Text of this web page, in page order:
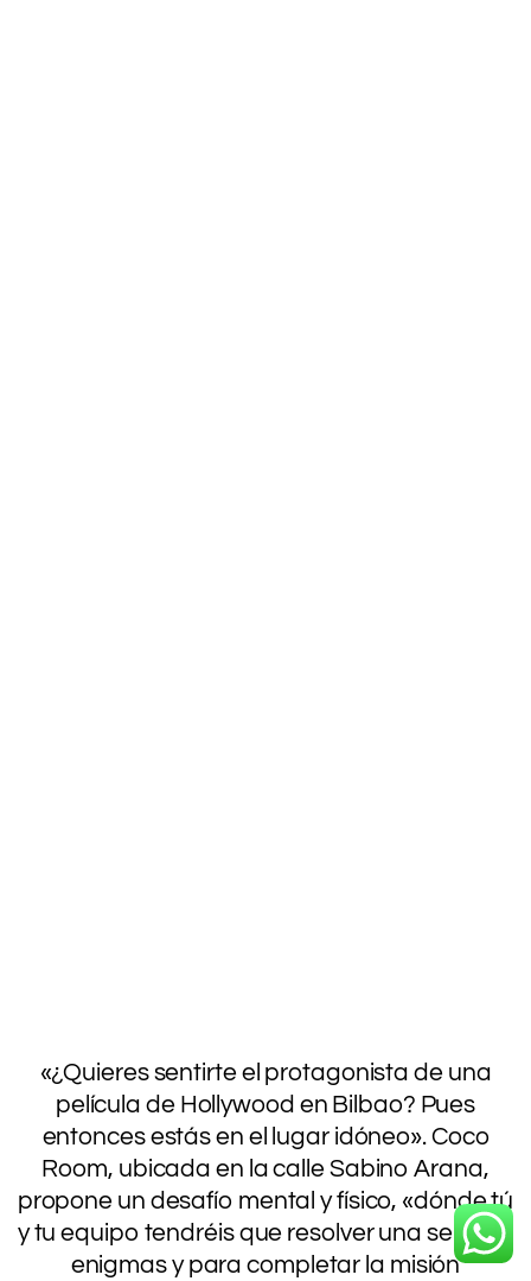
«¿Quieres sentirte el protagonista de una
película de Hollywood en Bilbao? Pues
entonces estás en el lugar idóneo». Coco
Room, ubicada en la calle Sabino Arana,
propone un desafío mental y físico, «dónde tú
y tu equipo tendréis que resolver una serie de
enigmas y para completar la misión